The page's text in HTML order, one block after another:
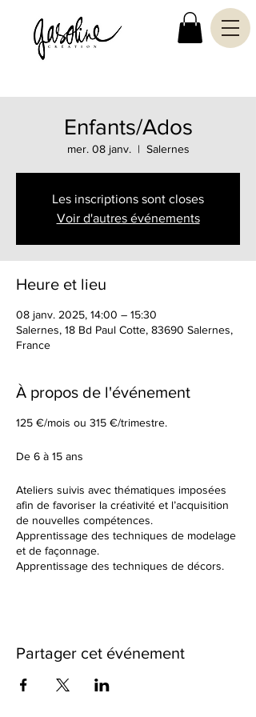
Enfants/Ados
mer. 08 janv.
  |
Salernes
Les inscriptions sont closes
Voir d'autres événements
Heure et lieu
08 janv. 2025, 14:00 – 15:30
Salernes, 18 Bd Paul Cotte, 83690 Salernes,
France
À propos de l'événement
125 €/mois ou 315 €/trimestre.
De 6 à 15 ans
Ateliers suivis avec thématiques imposées
afin de favoriser la créativité et l’acquisition
de nouvelles compétences.
Apprentissage des techniques de modelage
et de façonnage.
Apprentissage des techniques de décors.
différente à chaque fois. Nous observerons
cuissons et des différents travails de
Partager cet événement